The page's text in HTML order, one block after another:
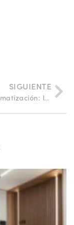
SIGUIENTE
IoT en climatización: las soluciones inteligentes de Orkli